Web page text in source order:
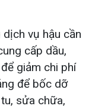
vụ hậu cần
cấp dầu,
giảm chi phí
để bốc dỡ
sửa chữa,